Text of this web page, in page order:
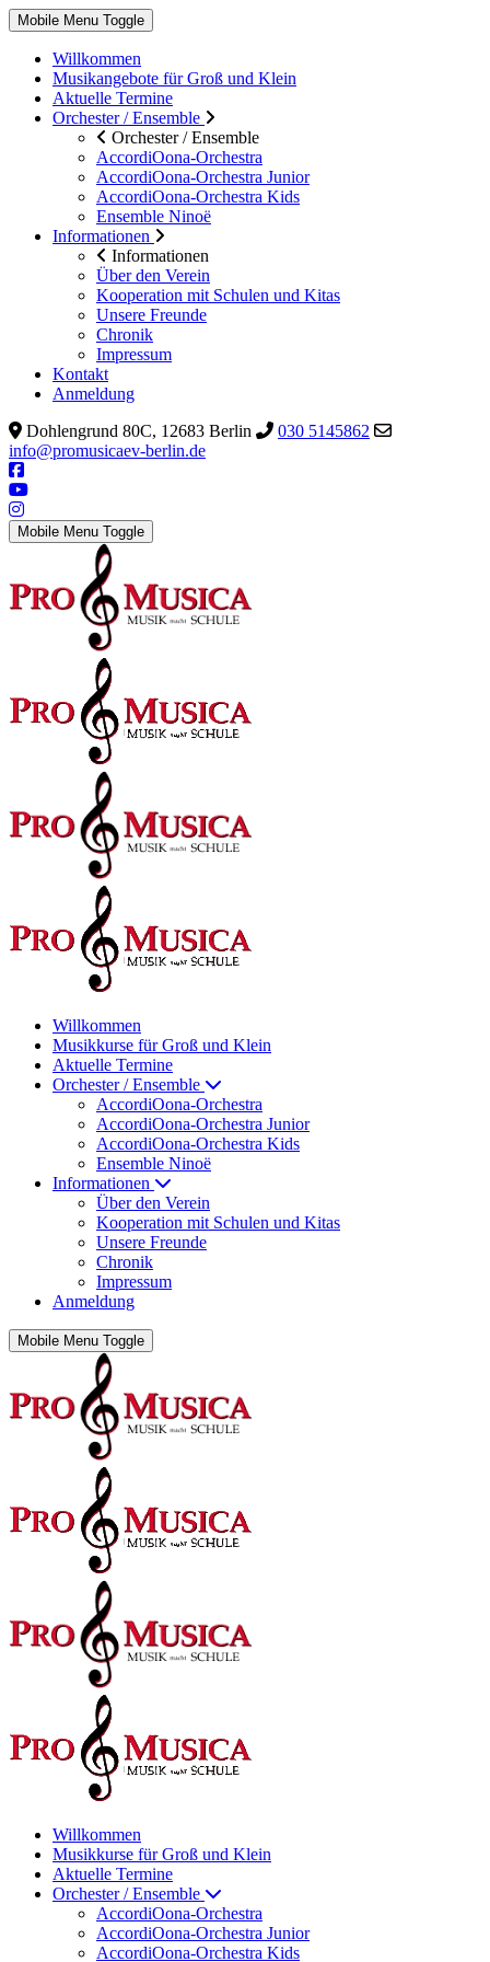
Mobile Menu Toggle
Willkommen
Musikangebote für Groß und Klein
Aktuelle Termine
Orchester / Ensemble
Orchester / Ensemble
AccordiOona-Orchestra
AccordiOona-Orchestra Junior
AccordiOona-Orchestra Kids
Ensemble Ninoë
Informationen
Informationen
Über den Verein
Kooperation mit Schulen und Kitas
Unsere Freunde
Chronik
Impressum
Kontakt
Anmeldung
Dohlengrund 80C, 12683 Berlin
030 5145862
info@promusicaev-berlin.de
Mobile Menu Toggle
Willkommen
Musikkurse für Groß und Klein
Aktuelle Termine
Orchester / Ensemble
AccordiOona-Orchestra
AccordiOona-Orchestra Junior
AccordiOona-Orchestra Kids
Ensemble Ninoë
Informationen
Über den Verein
Kooperation mit Schulen und Kitas
Unsere Freunde
Chronik
Impressum
Anmeldung
Mobile Menu Toggle
Willkommen
Musikkurse für Groß und Klein
Aktuelle Termine
Orchester / Ensemble
AccordiOona-Orchestra
AccordiOona-Orchestra Junior
AccordiOona-Orchestra Kids